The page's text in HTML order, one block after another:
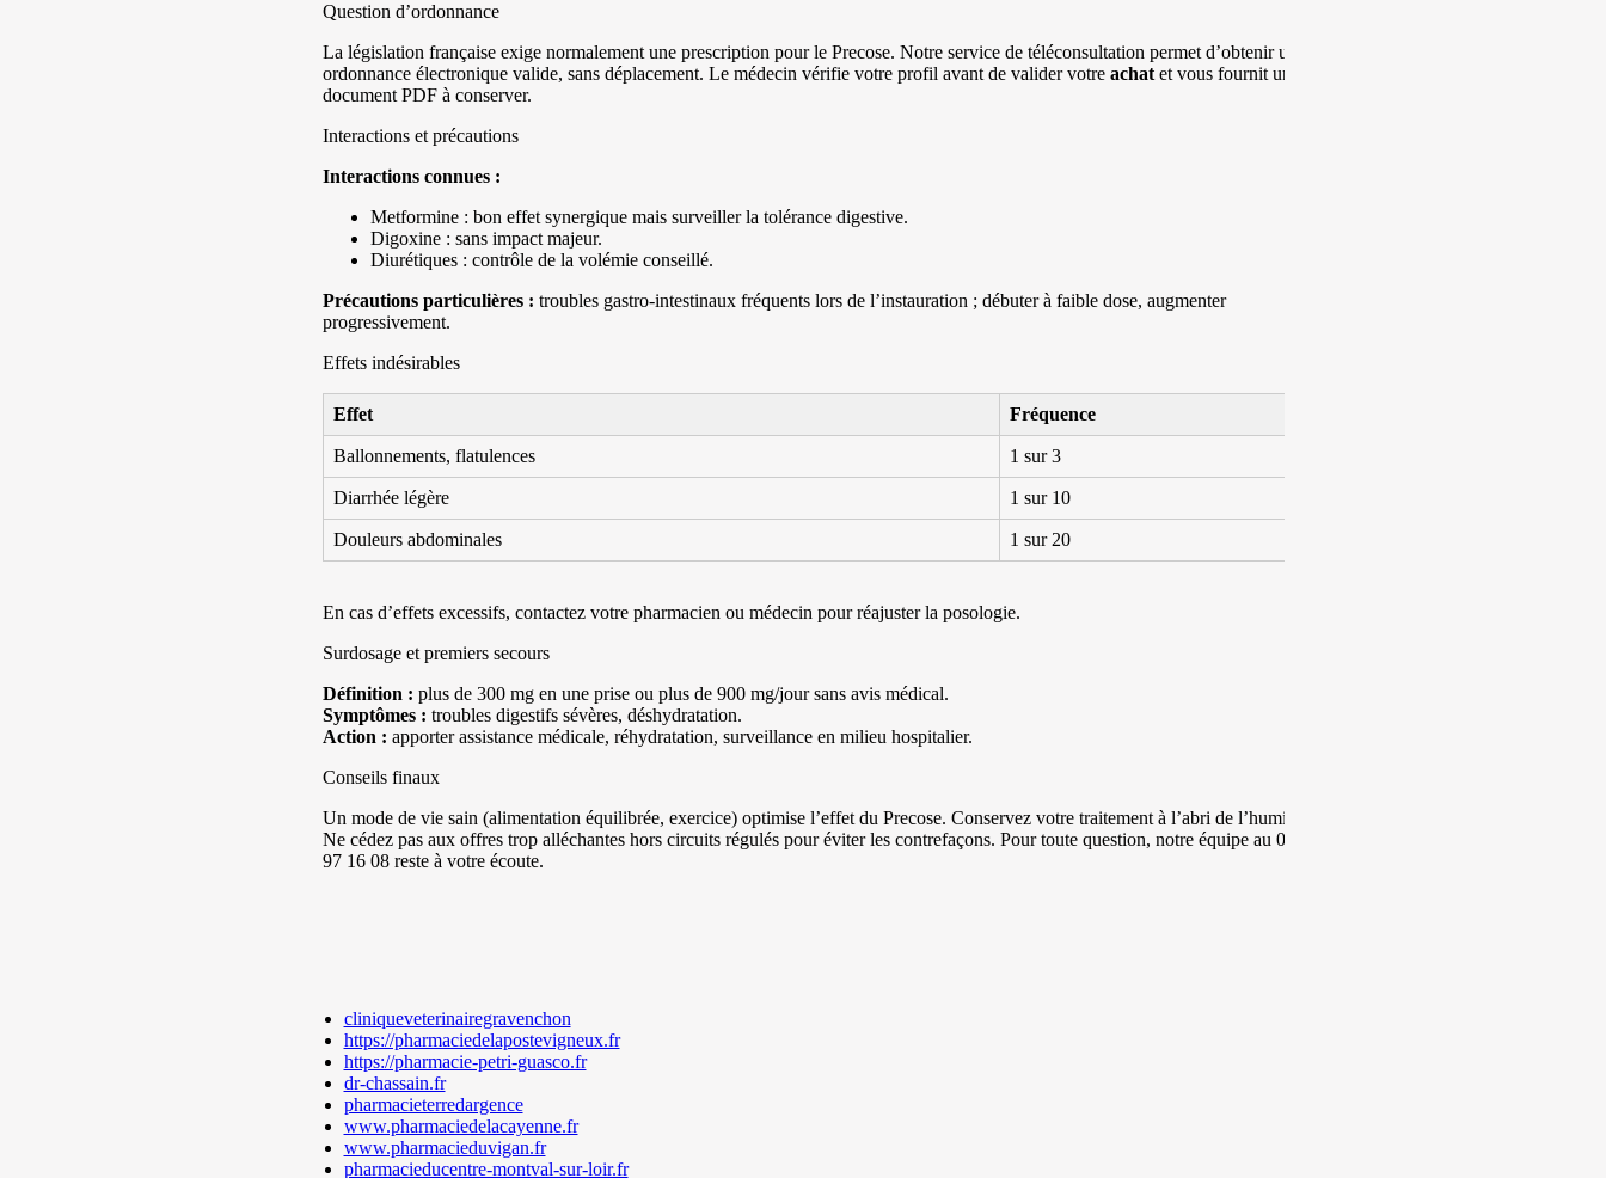
Question d’ordonnance
La législation française exige normalement une prescription pour le Precose. Notre service de téléconsultation permet d’obtenir une
ordonnance électronique valide, sans déplacement. Le médecin vérifie votre profil avant de valider votre achatet vous fournit un
document PDF à conserver.
Interactions et précautions
Interactions connues :
Metformine : bon effet synergique mais surveiller la tolérance digestive.
Digoxine : sans impact majeur.
Diurétiques : contrôle de la volémie conseillé.
Précautions particulières : troubles gastro-intestinaux fréquents lors de l’instauration ; débuter à faible dose, augmenter
progressivement.
Effets indésirables
Effet Fréquence
Ballonnements, flatulences 1 sur 3
Diarrhée légère 1 sur 10
Douleurs abdominales 1 sur 20
En cas d’effets excessifs, contactez votre pharmacien ou médecin pour réajuster la posologie.
Surdosage et premiers secours
Définition : plus de 300 mg en une prise ou plus de 900 mg/jour sans avis médical.
Symptômes : troubles digestifs sévères, déshydratation.
Action : apporter assistance médicale, réhydratation, surveillance en milieu hospitalier.
Conseils finaux
Un mode de vie sain (alimentation équilibrée, exercice) optimise l’effet du Precose. Conservez votre traitement à l’abri de l’humidité.
Ne cédez pas aux offres trop alléchantes hors circuits régulés pour éviter les contrefaçons. Pour toute question, notre équipe au 06 17
97 16 08 reste à votre écoute.
cliniqueveterinairegravenchon
https://pharmaciedelapostevigneux.fr
https://pharmacie-petri-guasco.fr
dr-chassain.fr
pharmacieterredargence
www.pharmaciedelacayenne.fr
www.pharmacieduvigan.fr
pharmacieducentre-montval-sur-loir.fr